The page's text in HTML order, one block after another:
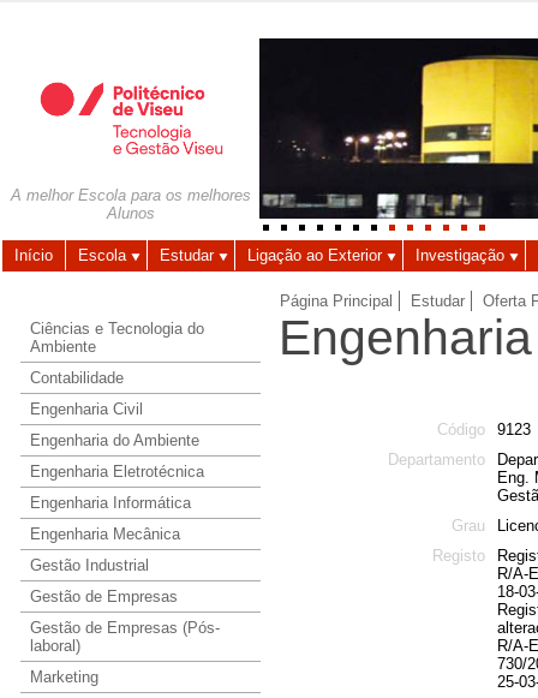
Autenticação
Utilizador
Palavra-chave
A melhor Escola para os melhores
Alunos
Início Escola Estudar Ligação ao Exterior Investigação
Ciências e Tecnologia do
Ambiente
Contabilidade
Engenharia Civil
Engenharia do Ambiente
Engenharia Eletrotécnica
Engenharia Informática
Engenharia Mecânica
Gestão Industrial
Gestão de Empresas
Gestão de Empresas (Pós-
laboral)
Marketing
Página Principal Estudar Oferta
Código
9123
Departamento
Eng.
Grau
Registo
R/A-
18-
R/A-
730/
25-